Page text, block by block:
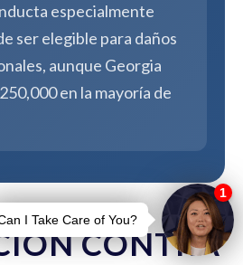
especialmente
ser elegible para daños
aunque Georgia
en la mayoría de
CONTRA